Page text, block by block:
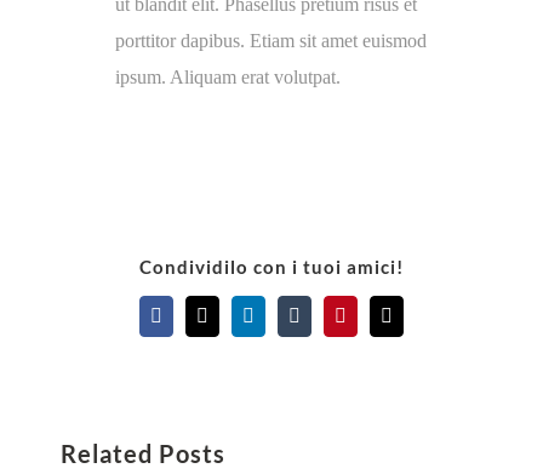
ut blandit elit. Phasellus pretium risus et
porttitor dapibus. Etiam sit amet euismod
ipsum. Aliquam erat volutpat.
Condividilo con i tuoi amici!
Facebook
X LinkedInTumblrPinterestEmail
Related Posts